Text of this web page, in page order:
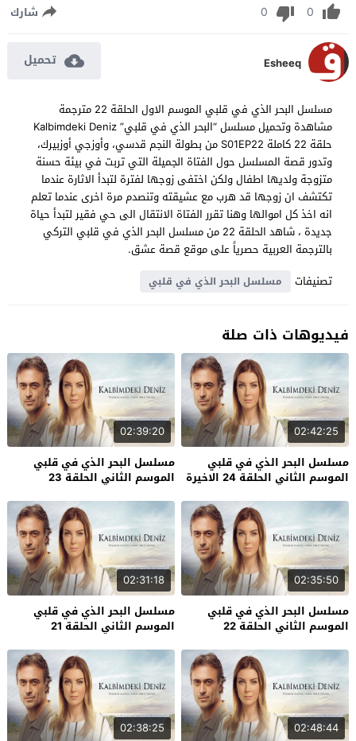
0
0 شارك
Esheeq تحميل
مسلسل البحر الذي في قلبي الموسم الاول الحلقة 22 مترجمة
مشاهدة وتحميل مسلسل “البحر الذي في قلبي” Kalbimdeki Deniz
حلقة 22 كاملة S01EP22 من بطولة النجم قدسي، وأوزجي أوزبيرك،
وتدور قصة المسلسل حول الفتاة الجميلة التي تربت في بيئة حسنة
متزوجة ولديها اطفال ولكن اختفى زوجها لفترة لتبدأ الاثارة عندما
تكتشف ان زوجها قد هرب مع عشيقته وتنصدم مرة اخرى عندما تعلم
انه اخذ كل اموالها وهنا تقرر الفتاة الانتقال الى حي فقير لتبدأ حياة
جديدة ، شاهد الحلقة 22 من مسلسل البحر الذي في قلبي التركي
بالترجمة العربية حصرياً على موقع قصة عشق.
تصنيفات
مسلسل البحر الذي في قلبي
فيديوهات ذات صلة
02:42:25
مسلسل البحر الذي في قلبي
الموسم الثاني الحلقة 24 الاخيرة
02:39:20
مسلسل البحر الذي في قلبي
الموسم الثاني الحلقة 23
02:35:50
مسلسل البحر الذي في قلبي
الموسم الثاني الحلقة 22
02:31:18
مسلسل البحر الذي في قلبي
الموسم الثاني الحلقة 21
02:48:44
02:38:25